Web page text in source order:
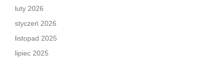
luty 2026
styczeń 2026
listopad 2025
lipiec 2025